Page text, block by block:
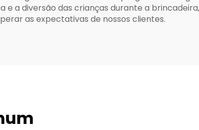
a diversão das crianças durante a
as expectativas de nossos clientes.